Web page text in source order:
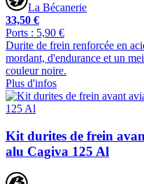
La Bécanerie
33,50 €
Ports : 5,90 €
Durite de frein renforcée en
mordant, d'endurance et un
couleur noire.
Plus d'infos
Kit durites de frein
alu Cagiva 125 Al